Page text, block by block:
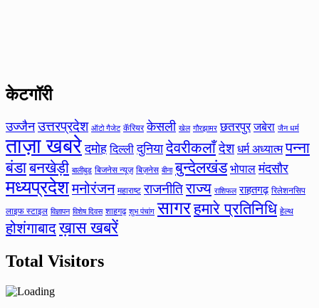
केटगॉरी
उज्जैन उत्तरप्रदेश ऑटो गैजेट कॅरियर केसली खेल गौरझामर छतरपुर जबेरा जैन धर्म
ताज़ा खबरे दमोह दिल्ली दुनिया देवरीकलाँदेश धर्म अध्यात्म पन्ना
बंडाबनखेड़ी बालीबुड बिजनेस न्यूज़ बिज़नेस बीना बुन्देलखंड भोपाल मंदसौर
मध्यप्रदेशमनोरंजन महाराष्ट राजनीतिराज्य राशिफल राहतगढ़ रिलेशनसिप
लाइफ स्टाइल विज्ञापन विशेष दिवस शाहगढ़ शुभ पंचांग सागरहमारे प्रतिनिधि हेल्थ
होशंगाबादख़ास खबरें
Total Visitors